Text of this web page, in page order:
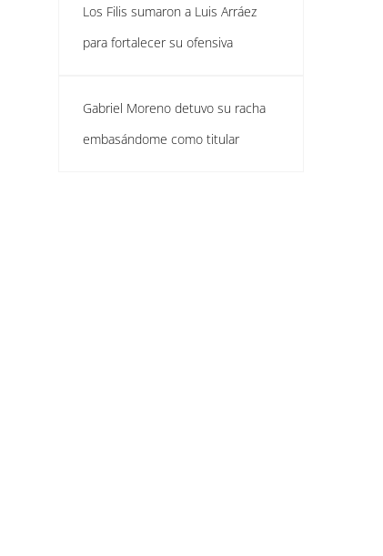
Los Filis sumaron a Luis Arráez
para fortalecer su ofensiva
Gabriel Moreno detuvo su racha
embasándome como titular